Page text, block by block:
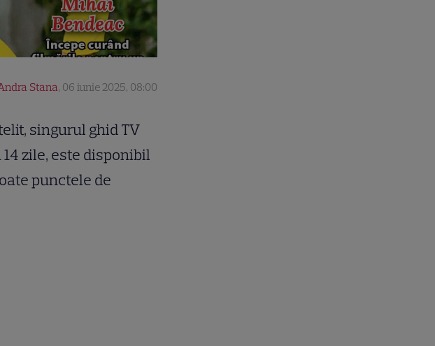
Stana, 06 iunie 2025, 08:00
singurul ghid TV
zile, este disponibil
punctele de